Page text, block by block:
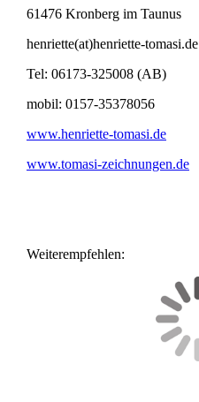
61476 Kronberg im Taunus
henriette(at)henriette-tomasi.de
Tel: 06173-325008 (AB)
mobil: 0157-35378056
www.henriette-tomasi.de
www.tomasi-zeichnungen.de
Weiterempfehlen: